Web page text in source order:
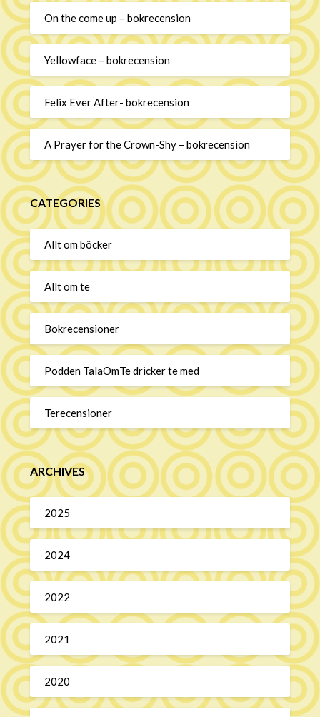
On the come up – bokrecension
Yellowface – bokrecension
Felix Ever After- bokrecension
A Prayer for the Crown-Shy – bokrecension
CATEGORIES
Allt om böcker
Allt om te
Bokrecensioner
Podden TalaOmTe dricker te med
Terecensioner
ARCHIVES
2025
2024
2022
2021
2020